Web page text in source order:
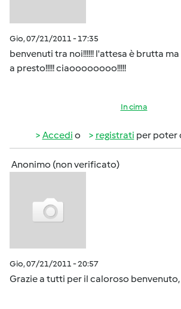
Gio, 07/21/2011 - 17:35
benvenuti tra noi!!!!!! l'attesa è brutta ma
a presto!!!!! ciaoooooooo!!!!!
In cima
Accedi o registrati per poter
Anonimo (non verificato)
Gio, 07/21/2011 - 20:57
Grazie a tutti per il caloroso benvenuto,